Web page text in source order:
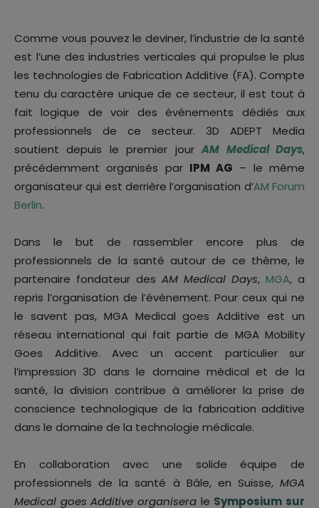
Comme vous pouvez le deviner, l’industrie de la santé
est l’une des industries verticales qui propulse le plus
les technologies de Fabrication Additive (FA). Compte
tenu du caractère unique de ce secteur, il est tout à
fait logique de voir des événements dédiés aux
professionnels de ce secteur. 3D ADEPT Media
soutient depuis le premier jourAM Medical Days,
précédemment organisés par IPM AG – le même
organisateur qui est derrière l’organisation d’AM Forum
Berlin.
Dans le but de rassembler encore plus de
professionnels de la santé autour de ce thème, le
partenaire fondateur des AM Medical Days, MGA, a
repris l’organisation de l’événement. Pour ceux qui ne
le savent pas, MGA Medical goes Additive est un
réseau international qui fait partie de MGA Mobility
Goes Additive. Avec un accent particulier sur
l’impression 3D dans le domaine médical et de la
santé, la division contribue à améliorer la prise de
conscience technologique de la fabrication additive
dans le domaine de la technologie médicale.
En collaboration avec une solide équipe de
professionnels de la santé à Bâle, en Suisse, MGA
Medical goes Additive organisera le Symposium sur